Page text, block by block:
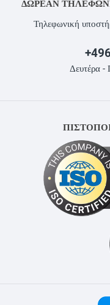
Τηλεφωνική
Δευτέρα